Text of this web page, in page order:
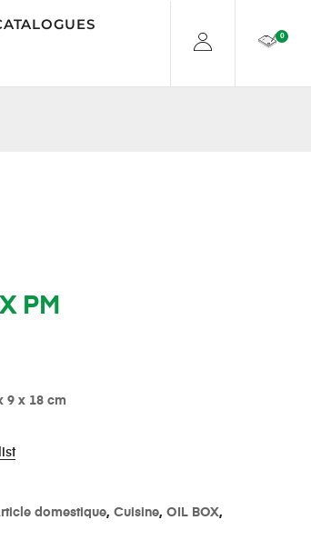
0
PM
9 x 18 cm
domestique, Cuisine, OIL BOX,